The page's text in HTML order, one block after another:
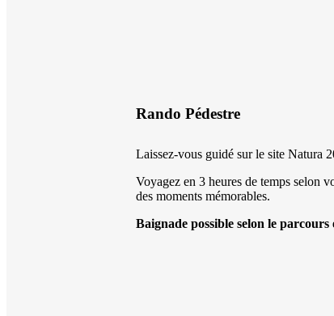
Rando Pédestre
Laissez-vous guidé sur le site Natura
Voyagez en 3 heures de temps selon
des moments mémorables.
Baignade possible selon le parcours